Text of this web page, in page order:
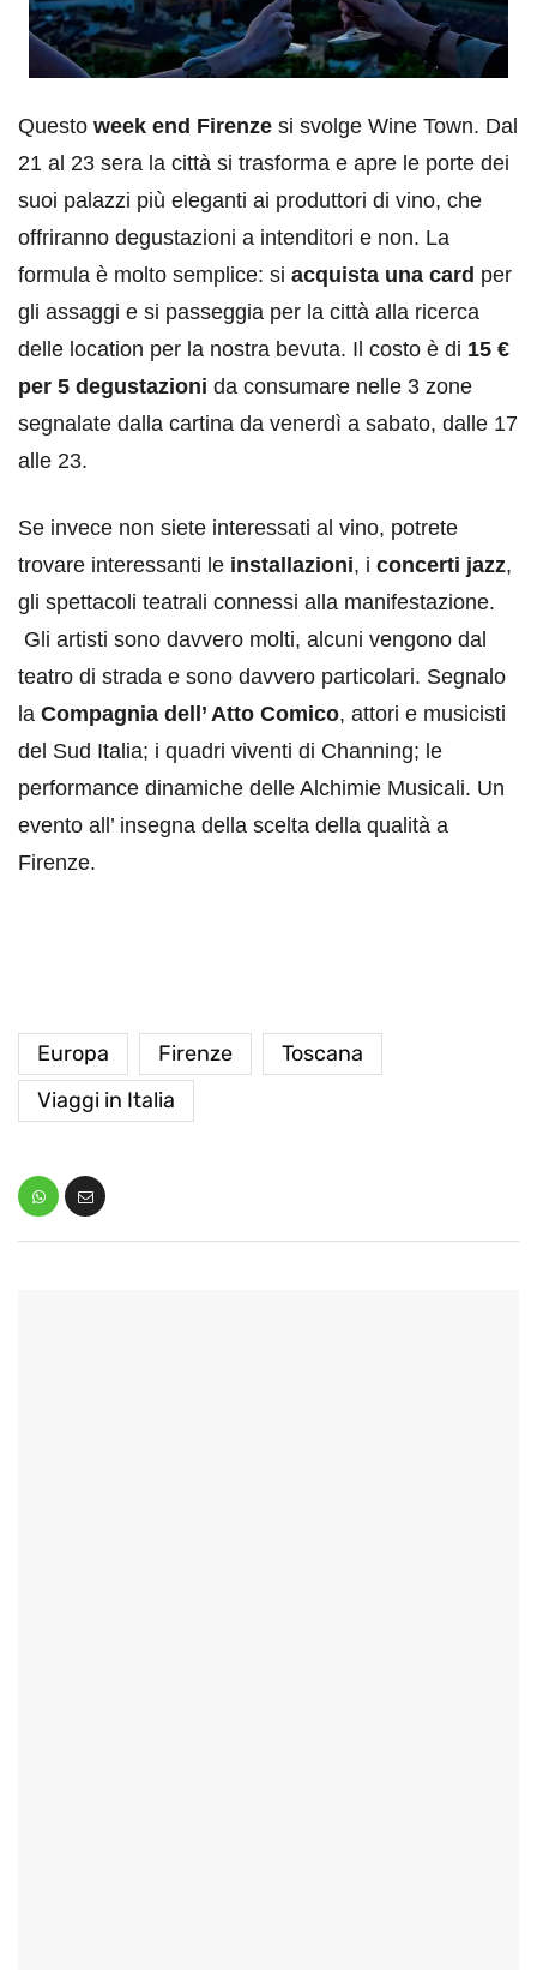
Questo week end Firenze si svolge Wine Town. Dal
21 al 23 sera la città si trasforma e apre le porte dei
suoi palazzi più eleganti ai produttori di vino, che
offriranno degustazioni a intenditori e non. La
formula è molto semplice: si acquista una card per
gli assaggi e si passeggia per la città alla ricerca
delle location per la nostra bevuta. Il costo è di 15 €
per 5 degustazioni da consumare nelle 3 zone
segnalate dalla cartina da venerdì a sabato, dalle 17
alle 23.
Se invece non siete interessati al vino, potrete
trovare interessanti le installazioni, i concerti jazz,
gli spettacoli teatrali connessi alla manifestazione.
Gli artisti sono davvero molti, alcuni vengono dal
teatro di strada e sono davvero particolari. Segnalo
la Compagnia dell’ Atto Comico, attori e musicisti
del Sud Italia; i quadri viventi di Channing; le
performance dinamiche delle Alchimie Musicali. Un
evento all’ insegna della scelta della qualità a
Firenze.
Europa Firenze
Toscana
Viaggi in Italia